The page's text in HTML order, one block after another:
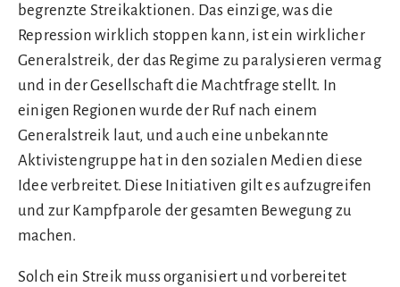
begrenzte Streikaktionen. Das einzige, was die
Repression wirklich stoppen kann, ist ein wirklicher
Generalstreik, der das Regime zu paralysieren vermag
und in der Gesellschaft die Machtfrage stellt. In
einigen Regionen wurde der Ruf nach einem
Generalstreik laut, und auch eine unbekannte
Aktivistengruppe hat in den sozialen Medien diese
Idee verbreitet. Diese Initiativen gilt es aufzugreifen
und zur Kampfparole der gesamten Bewegung zu
machen.
Solch ein Streik muss organisiert und vorbereitet